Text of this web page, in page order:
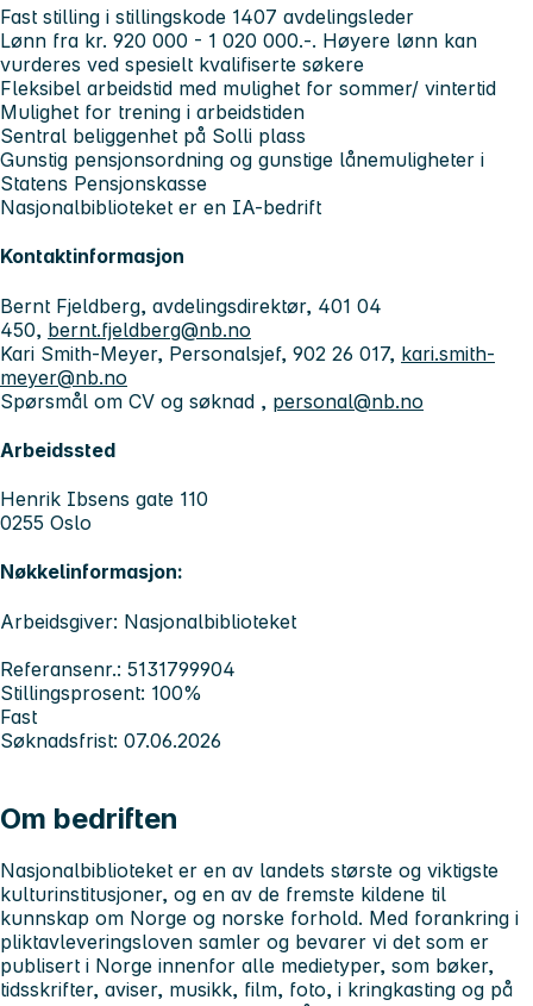
Fast stilling i stillingskode 1407 avdelingsleder
Lønn fra kr. 920 000 - 1 020 000.-. Høyere lønn kan
vurderes ved spesielt kvalifiserte søkere
Fleksibel arbeidstid med mulighet for sommer/ vintertid
Mulighet for trening i arbeidstiden
Sentral beliggenhet på Solli plass
Gunstig pensjonsordning og gunstige lånemuligheter i
Statens Pensjonskasse
Nasjonalbiblioteket er en IA-bedrift
Kontaktinformasjon
Bernt Fjeldberg, avdelingsdirektør, 401 04
450, bernt.fjeldberg@nb.no
Kari Smith-Meyer, Personalsjef, 902 26 017, kari.smith-
meyer@nb.no
Spørsmål om CV og søknad , personal@nb.no
Arbeidssted
Henrik Ibsens gate 110
0255 Oslo
Nøkkelinformasjon:
Arbeidsgiver: Nasjonalbiblioteket
Referansenr.: 5131799904
Stillingsprosent: 100%
Fast
Søknadsfrist: 07.06.2026
Om bedriften
Nasjonalbiblioteket er en av landets største og viktigste
kulturinstitusjoner, og en av de fremste kildene til
kunnskap om Norge og norske forhold. Med forankring i
pliktavleveringsloven samler og bevarer vi det som er
publisert i Norge innenfor alle medietyper, som bøker,
tidsskrifter, aviser, musikk, film, foto, i kringkasting og på